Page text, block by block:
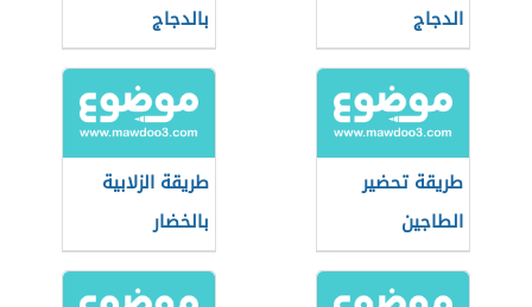
الدجاج
بالدجاج
طريقة تحضير
الطاجين
طريقة الزلابية
بالخضار